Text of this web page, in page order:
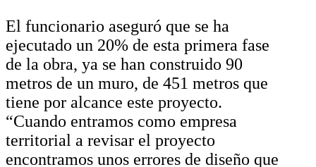
El funcionario aseguró que se ha
ejecutado un 20% de esta primera fase
de la obra, ya se han construido 90
metros de un muro, de 451 metros que
tiene por alcance este proyecto.
“Cuando entramos como empresa
territorial a revisar el proyecto
encontramos unos errores de diseño que